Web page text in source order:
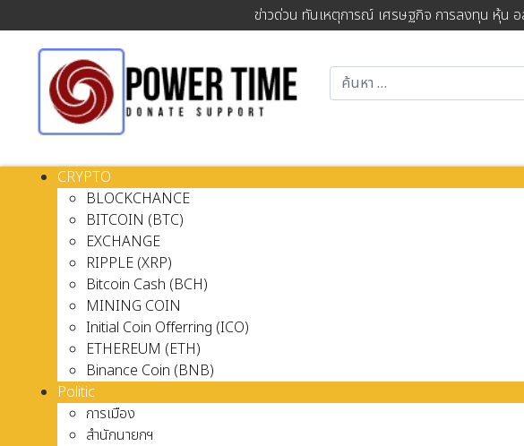
ข่าวด่วน ทันเหตุการณ์ เศรษฐกิจ การลงทุน หุ้น อ
CRYPTO
BLOCKCHANCE
BITCOIN (BTC)
EXCHANGE
RIPPLE (XRP)
Bitcoin Cash (BCH)
MINING COIN
Initial Coin Offerring (ICO)
ETHEREUM (ETH)
Binance Coin (BNB)
Politic
การเมือง
สำนักนายกฯ